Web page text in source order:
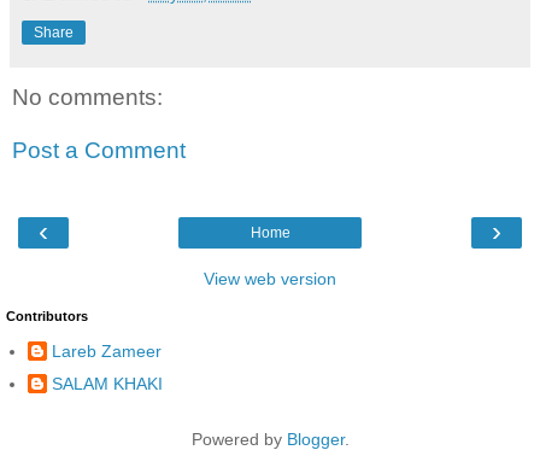
Share
No comments:
Post a Comment
‹ ›
Home
View web version
Contributors
Lareb Zameer
SALAM KHAKI
Powered by Blogger.